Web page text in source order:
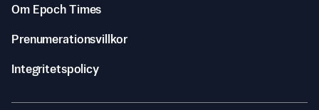
Om Epoch Times
Prenumerationsvillkor
Integritetspolicy